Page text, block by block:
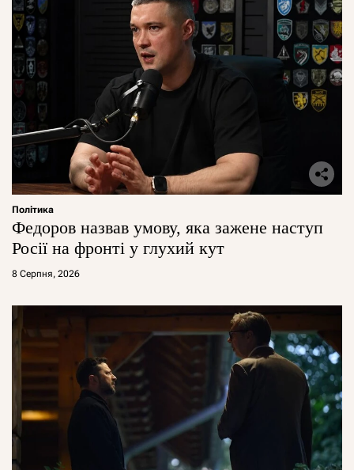
Політика
Федоров назвав умову, яка зажене наступ
Росії на фронті у глухий кут
8 Серпня, 2026